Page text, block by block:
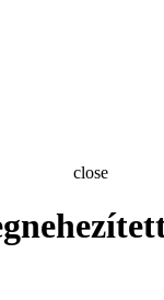
close